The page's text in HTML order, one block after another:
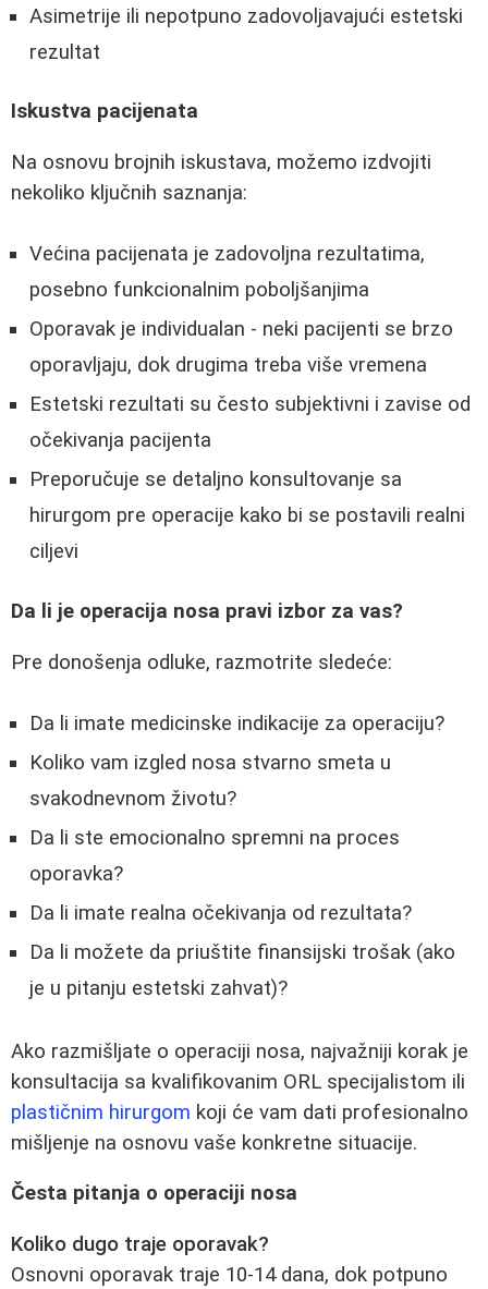
Asimetrije ili nepotpuno zadovoljavajući estetski
rezultat
Iskustva pacijenata
Na osnovu brojnih iskustava, možemo izdvojiti
nekoliko ključnih saznanja:
Većina pacijenata je zadovoljna rezultatima,
posebno funkcionalnim poboljšanjima
Oporavak je individualan - neki pacijenti se brzo
oporavljaju, dok drugima treba više vremena
Estetski rezultati su često subjektivni i zavise od
očekivanja pacijenta
Preporučuje se detaljno konsultovanje sa
hirurgom pre operacije kako bi se postavili realni
ciljevi
Da li je operacija nosa pravi izbor za vas?
Pre donošenja odluke, razmotrite sledeće:
Da li imate medicinske indikacije za operaciju?
Koliko vam izgled nosa stvarno smeta u
svakodnevnom životu?
Da li ste emocionalno spremni na proces
oporavka?
Da li imate realna očekivanja od rezultata?
Da li možete da priuštite finansijski trošak (ako
je u pitanju estetski zahvat)?
Ako razmišljate o operaciji nosa, najvažniji korak je
konsultacija sa kvalifikovanim ORL specijalistom ili
plastičnim hirurgom koji će vam dati profesionalno
mišljenje na osnovu vaše konkretne situacije.
Česta pitanja o operaciji nosa
Koliko dugo traje oporavak?
Osnovni oporavak traje 10-14 dana, dok potpuno